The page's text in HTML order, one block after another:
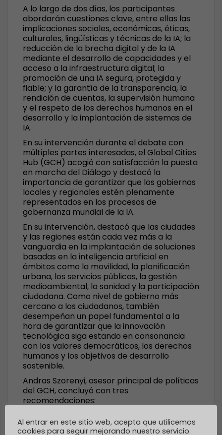
A lo largo de dos días, los participantes
abordarán cuestiones clave, entre ellas las
implicaciones sociales, económicas, éticas,
culturales, lingüísticas y técnicas de la IA; la
reducción de la brecha digital y de la IA
mediante el desarrollo de capacidades y el
acceso a la infraestructura digital; la
promoción de una IA segura, protegida y
fiable; y la garantía de la transparencia, la
rendición de cuentas, la supervisión humana
y el respeto de los derechos humanos en el
desarrollo y la implantación de sistemas de
IA.
En su intervención durante el debate con
múltiples partes interesadas, el Global Cities
Hub (GCH) acogió con satisfacción la puesta
en marcha del Diálogo y destacó la
importancia de garantizar que los gobiernos
locales y regionales estén plenamente
representados en los procesos de
gobernanza mundial de la IA.
En su intervención, destacó que las ciudades
y las regiones están cada vez más a la
vanguardia en la implantación de soluciones
basadas en la inteligencia artificial en
ámbitos como la movilidad, la planificación
urbana, los servicios públicos, la gestión
medioambiental, la sanidad y la participación
ciudadana. Como nivel de gobierno más
cercano a los ciudadanos, también
desempeñan un papel fundamental a la
hora de garantizar que la innovación
tecnológica siga estando en consonancia
con los valores democráticos, los derechos
humanos y los objetivos de desarrollo
sostenible.
Andras Szorenyi, asesor principal de políticas
del GCH, concluyó con tres
recomendaciones:
En primer lugar, la IA no debería
implantarse únicamente con el fin de
Al entrar en este sitio web, acepta que utilicemos
cookies para seguir mejorando nuestro servicio.